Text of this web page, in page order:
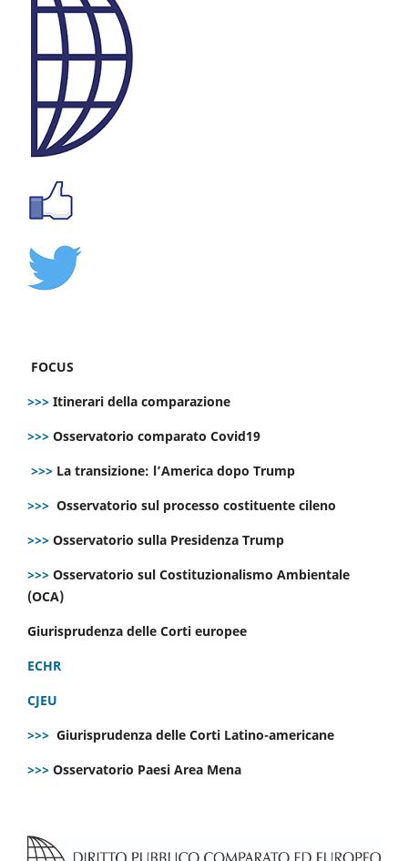
FOCUS
>>> Itinerari della comparazione
>>> Osservatorio comparato Covid19
>>> La transizione: l’America dopo Trump
>>> Osservatorio sul processo costituente cileno
>>> Osservatorio sulla Presidenza Trump
>>> Osservatorio sul Costituzionalismo Ambientale
(OCA)
Giurisprudenza delle Corti europee
ECHR
CJEU
>>> Giurisprudenza delle Corti Latino-americane
>>> Osservatorio Paesi Area Mena